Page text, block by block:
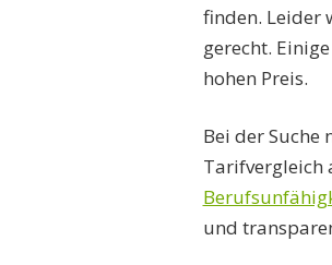
finden. Leider
gerecht.
hohen Preis.
Bei der Suche
Tarifvergleich
und